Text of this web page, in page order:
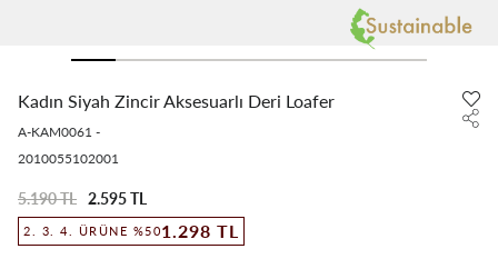
Kadın Siyah Zincir Aksesuarlı Deri Loafer
A-KAM0061 -
2010055102001
5.190 TL 2.595 TL
2. 3. 4. ÜRÜNE %501.298 TL